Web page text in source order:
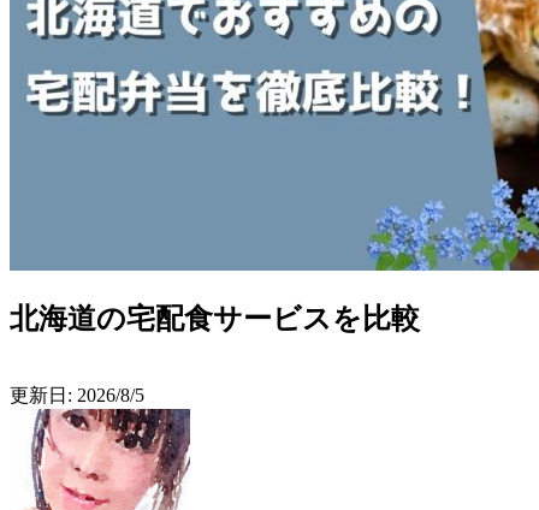
北海道の宅配食サービスを比較
更新日: 2026/8/5